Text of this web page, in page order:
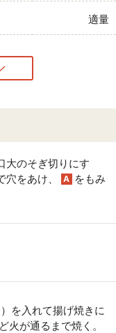
適量
大のそぎ切りにす
をあけ、
A をもみ
を入れて揚げ焼きに
が通るまで焼く。